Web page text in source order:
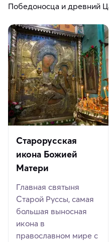
Победоносца и древний
Старорусская
икона Божией
Матери
Главная святыня
Старой Руссы, самая
большая выносная
икона в
православном мире с